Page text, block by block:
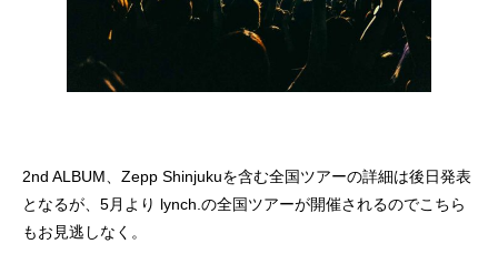
2nd ALBUM、Zepp Shinjukuを含む全国ツアーの詳細は後日発表
となるが、5月より lynch.の全国ツアーが開催されるのでこちら
もお見逃しなく。